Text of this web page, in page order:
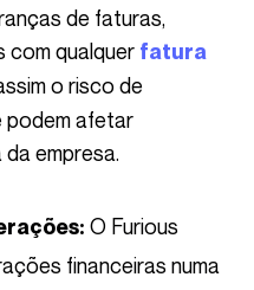
de faturas,
com qualquer fatura
o risco de
podem afetar
empresa.
O Furious
financeiras numa